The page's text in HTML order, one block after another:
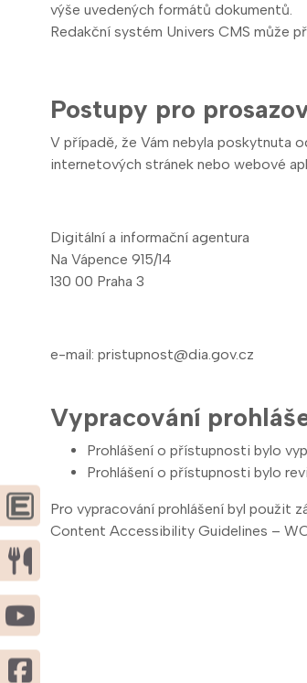
výše uvedených formátů dokumentů.
Redakční systém Univers CMS může
Postupy pro
V případě, že Vám nebyla poskytnuta
internetových stránek nebo webové
Digitální a informační agentura
Na Vápence 915/14
130 00 Praha 3
e-mail: pristupnost@dia.gov.cz
Vypracování
Prohlášení o přístupnosti bylo
Prohlášení o přístupnosti bylo
Pro vypracování prohlášení byl použit
Content Accessibility Guidelines –